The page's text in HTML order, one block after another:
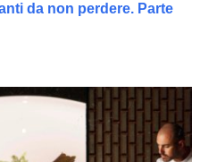
da non perdere. Parte